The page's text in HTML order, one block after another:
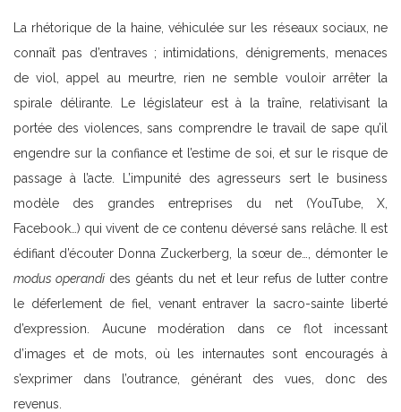
La rhétorique de la haine, véhiculée sur les réseaux sociaux, ne
connaît pas d’entraves ; intimidations, dénigrements, menaces
de viol, appel au meurtre, rien ne semble vouloir arrêter la
spirale délirante. Le législateur est à la traîne, relativisant la
portée des violences, sans comprendre le travail de sape qu’il
engendre sur la confiance et l’estime de soi, et sur le risque de
passage à l’acte. L’impunité des agresseurs sert le business
modèle des grandes entreprises du net (YouTube, X,
Facebook…) qui vivent de ce contenu déversé sans relâche. Il est
édifiant d’écouter Donna Zuckerberg, la sœur de…, démonter le
modus operandi des géants du net et leur refus de lutter contre
le déferlement de fiel, venant entraver la sacro-sainte liberté
d’expression. Aucune modération dans ce flot incessant
d’images et de mots, où les internautes sont encouragés à
s’exprimer dans l’outrance, générant des vues, donc des
revenus.